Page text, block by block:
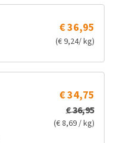
€ 36,95
(€ 9,24/ kg)
€ 34,75
€ 36,95
(€ 8,69 / kg)